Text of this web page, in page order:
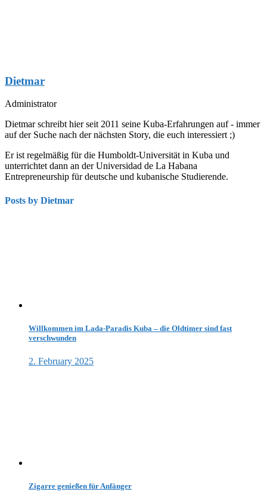
Dietmar
Administrator
Dietmar schreibt hier seit 2011 seine Kuba-Erfahrungen auf - immer
auf der Suche nach der nächsten Story, die euch interessiert ;)
Er ist regelmäßig für die Humboldt-Universität in Kuba und
unterrichtet dann an der Universidad de La Habana
Entrepreneurship für deutsche und kubanische Studierende.
Posts by Dietmar
Willkommen im Lada-Paradis Kuba – die Oldtimer sind fast
verschwunden
2. February 2025
Zigarre genießen für Anfänger